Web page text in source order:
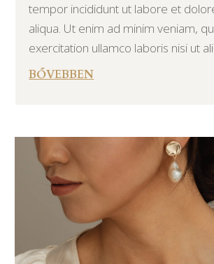
tempor incididunt ut labore et
aliqua. Ut enim ad minim veniam,
exercitation ullamco laboris nisi ut
BŐVEBBEN